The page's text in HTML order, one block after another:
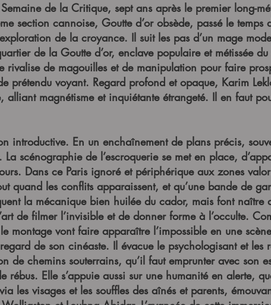
de la Critique, sept ans après le premier long-
section cannoise, Goutte d’or obsède, passé le temps
de la croyance. Il suit les pas d’un mage
de la Goutte d’or, enclave populaire et métissée
rivalise de magouilles et de manipulation pour faire
prétendu voyant. Regard profond et opaque, Karim
alliant magnétisme et inquiétante étrangeté. Il en faut
introductive. En un enchaînement de plans précis,
La scénographie de l’escroquerie se met en place,
Dans ce Paris ignoré et périphérique aux zones
quand les conflits apparaissent, et qu’une bande de
la mécanique bien huilée du cador, mais font naître
de filmer l’invisible et de donner forme à l’occulte.
montage vont faire apparaître l’impossible en une
de son cinéaste. Il évacue le psychologisant et les
de chemins souterrains, qu’il faut emprunter avec son
rébus. Elle s’appuie aussi sur une humanité en alerte,
les visages et les souffles des aînés et parents,